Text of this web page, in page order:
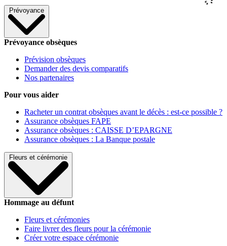
Prévoyance
Prévoyance obsèques
Prévision obsèques
Demander des devis comparatifs
Nos partenaires
Pour vous aider
Racheter un contrat obsèques avant le décès : est-ce possible ?
Assurance obsèques FAPE
Assurance obsèques : CAISSE D’EPARGNE
Assurance obsèques : La Banque postale
Fleurs et cérémonie
Hommage au défunt
Fleurs et cérémonies
Faire livrer des fleurs pour la cérémonie
Créer votre espace cérémonie